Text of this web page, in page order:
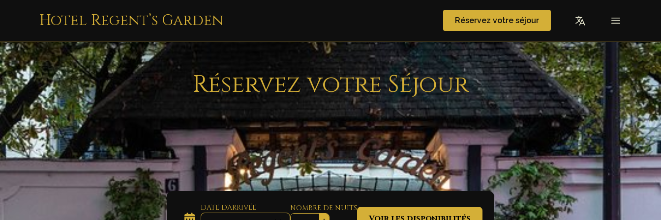
Hotel Regent’s Garden Réservez votre séjour
Réservez votre Séjour
DATE D'ARRIVÉE NOMBRE DE NUITS